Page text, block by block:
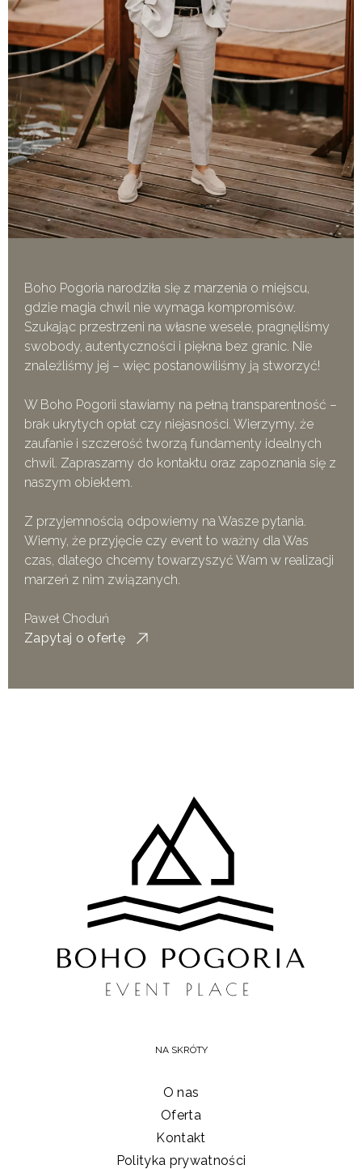
Boho Pogoria narodziła się z marzenia o miejscu,
gdzie magia chwil nie wymaga kompromisów.
Szukając przestrzeni na własne wesele, pragnęliśmy
swobody, autentyczności i piękna bez granic. Nie
znaleźliśmy jej – więc postanowiliśmy ją stworzyć!
W Boho Pogorii stawiamy na pełną transparentność –
brak ukrytych opłat czy niejasności. Wierzymy, że
zaufanie i szczerość tworzą fundamenty idealnych
chwil. Zapraszamy do kontaktu oraz zapoznania się z
naszym obiektem.
Z przyjemnością odpowiemy na Wasze pytania.
Wiemy, że przyjęcie czy event to ważny dla Was
czas, dlatego chcemy towarzyszyć Wam w realizacji
marzeń z nim związanych.
Paweł Choduń
Zapytaj o ofertę
NA SKRÓTY
O nas
Oferta
Kontakt
Polityka prywatności